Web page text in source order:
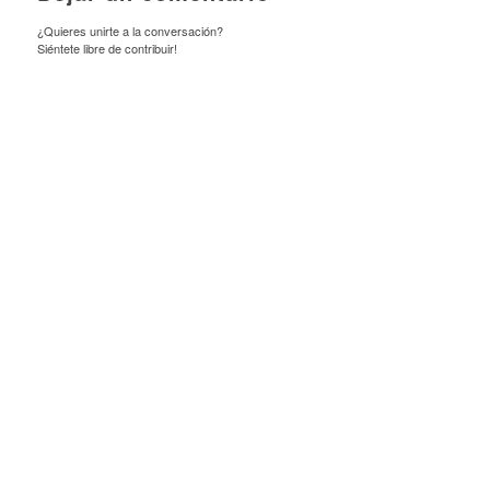
¿Quieres unirte a la conversación?
Siéntete libre de contribuir!